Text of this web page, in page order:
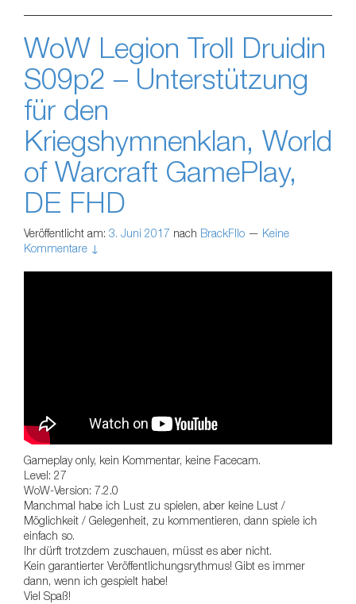
WoW Legion Troll Druidin
S09p2 – Unterstützung
für den
Kriegshymnenklan, World
of Warcraft GamePlay,
DE FHD
Veröffentlicht am: 3. Juni 2017 nach BrackFllo — Keine
Kommentare ↓
Gameplay only, kein Kommentar, keine Facecam.
Level: 27
WoW-Version: 7.2.0
Manchmal habe ich Lust zu spielen, aber keine Lust /
Möglichkeit / Gelegenheit, zu kommentieren, dann spiele ich
einfach so.
Ihr dürft trotzdem zuschauen, müsst es aber nicht.
Kein garantierter Veröffentlichungsrythmus! Gibt es immer
dann, wenn ich gespielt habe!
Viel Spaß!